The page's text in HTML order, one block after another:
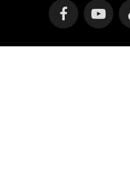
FacebookYouTube